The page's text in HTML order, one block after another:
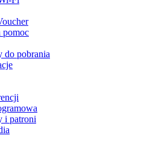
pomoc
do pobrania
i patroni